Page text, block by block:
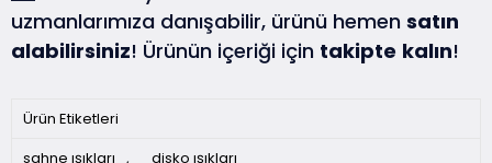
uzmanlarımıza danışabilir, ürünü hemen satın
alabilirsiniz! Ürünün içeriği için takipte kalın!
Ürün Etiketleri
sahne ışıkları , disko ışıkları